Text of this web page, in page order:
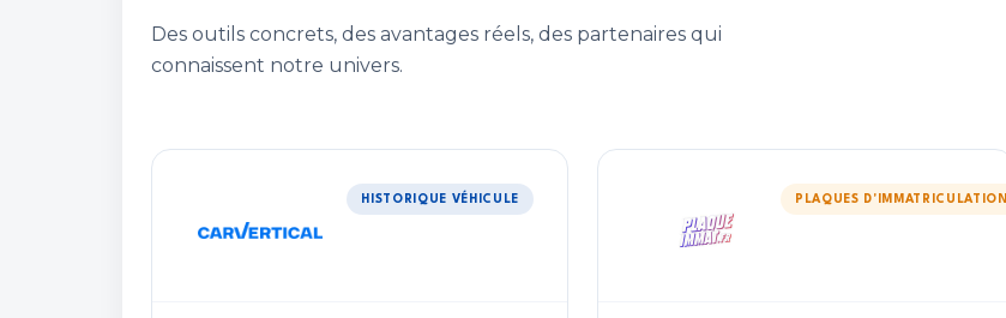
Des outils concrets, des avantages réels, des partenaires qui
connaissent notre univers.
HISTORIQUE VÉHICULE PLAQUES D'IMMATRICULATION